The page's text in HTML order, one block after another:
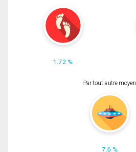
1.72 %
Par tout autre moyen
7.6 %